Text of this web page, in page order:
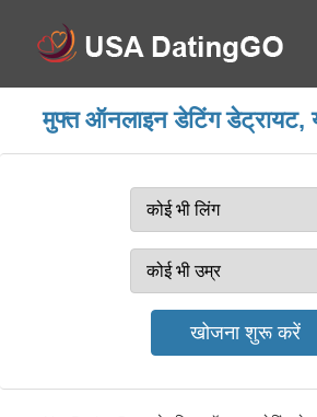
मुफ्त ऑनलाइन डेटिंग डेट्रायट,